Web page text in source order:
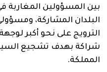
بين المسؤولين المغاربة
البلدان المشاركة،
الترويج على نحو أكبر
شراكة بهدف تشجيع
المملكة.